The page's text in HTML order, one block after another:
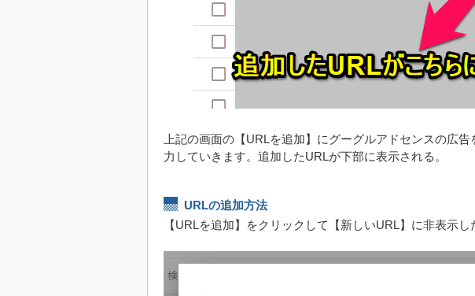
上記の画面の【URLを追加】にグーグルアドセンスの広
力していきます。追加したURLが下部に表示される。
URLの追加方法
【URLを追加】をクリックして【新しいURL】に非表示し